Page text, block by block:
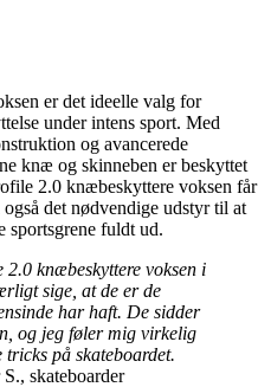
er det ideelle valg for
under intens sport. Med
og avancerede
knæ og skinneben er beskyttet
2.0 knæbeskyttere voksen får
det nødvendige udstyr til at
sportsgrene fuldt ud.
knæbeskyttere voksen i
sige, at de er de
har haft. De sidder
og jeg føler mig virkelig
på skateboardet.
S., skateboarder